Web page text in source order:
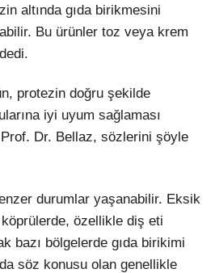
altında gıda birikmesini
Bu ürünler toz veya krem
protezin doğru şekilde
iyi uyum sağlaması
Prof. Dr. Bellaz, sözlerini şöyle
durumlar yaşanabilir. Eksik
özellikle diş eti
bazı bölgelerde gıda birikimi
söz konusu olan genellikle